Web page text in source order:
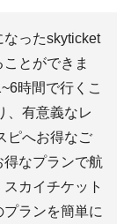
なったskyticket
とができま
時間で行くこ
、有意義なレ
ピへお得なご
なプランで航
カイチケット
ランを簡単に